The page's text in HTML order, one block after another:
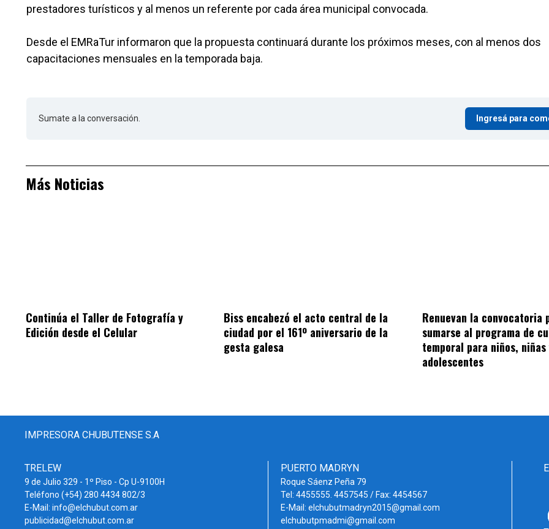
prestadores turísticos y al menos un referente por cada área municipal convocada.
Desde el EMRaTur informaron que la propuesta continuará durante los próximos meses, con al menos dos
capacitaciones mensuales en la temporada baja.
Sumate a la conversación. Ingresá para
Más Noticias
Continúa el Taller de Fotografía y
Edición desde el Celular
Biss encabezó el acto central de la
ciudad por el 161º aniversario de la
gesta galesa
Renuevan la convocatoria
sumarse al programa de
temporal para niños, niñas
adolescentes
IMPRESORA CHUBUTENSE S.A
TRELEW
9 de Julio 329 - 1º Piso - Cp U-9100H
Teléfono (+54) 280 4434 802/3
E-Mail: info@elchubut.com.ar
publicidad@elchubut.com.ar
PUERTO MADRYN
Roque Sáenz Peña 79
Tel: 4455555. 4457545 / Fax: 4454567
E-Mail: elchubutmadryn2015@gmail.com
elchubutpmadmi@gmail.com